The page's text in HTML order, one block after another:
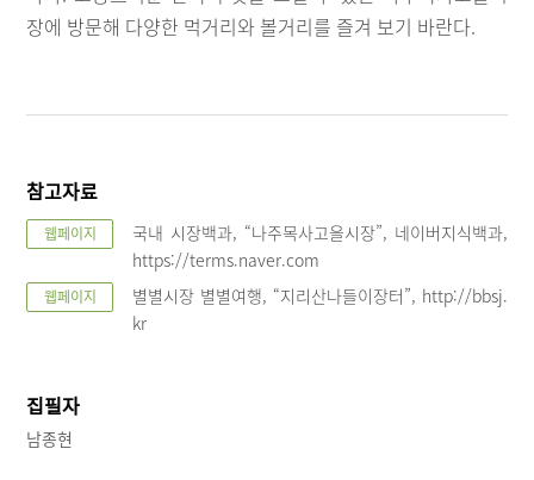
장에 방문해 다양한 먹거리와 볼거리를 즐겨 보기 바란다.
참고자료
웹페이지
국내 시장백과, “나주목사고을시장”, 네이버지식백과,
https://terms.naver.com
웹페이지
별별시장 별별여행, “지리산나들이장터”, http://bbsj.
kr
집필자
남종현